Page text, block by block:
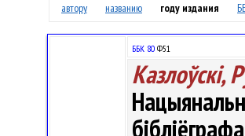
автору
названию году издания
ББК 80 Ф51
Казлоўскі,